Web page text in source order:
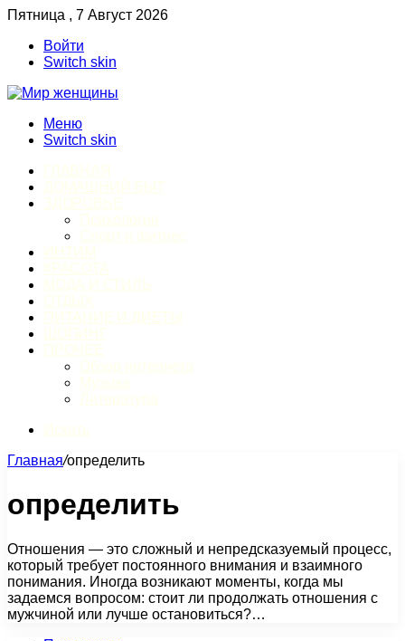
Пятница , 7 Август 2026
Войти
Switch skin
Меню
Switch skin
Главная/определить
определить
Отношения — это сложный и непредсказуемый процесс,
который требует постоянного внимания и взаимного
понимания. Иногда возникают моменты, когда мы
задаемся вопросом: стоит ли продолжать отношения с
мужчиной или лучше остановиться?…